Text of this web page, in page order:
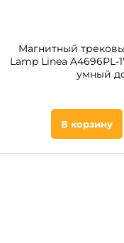
Магнитный
Lamp Linea
умный
В корзину